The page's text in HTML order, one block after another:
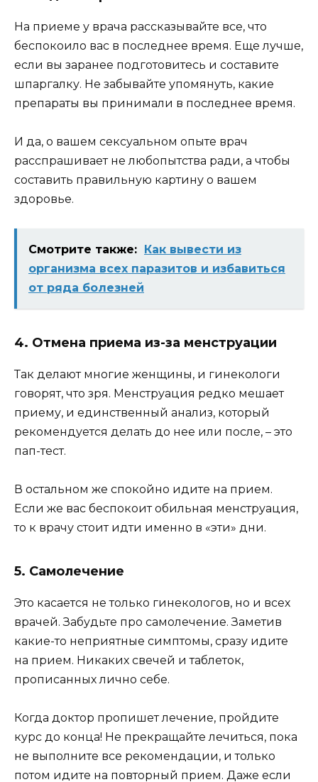
На приеме у врача рассказывайте все, что
беспокоило вас в последнее время. Еще лучше,
если вы заранее подготовитесь и составите
шпаргалку. Не забывайте упомянуть, какие
препараты вы принимали в последнее время.
И да, о вашем сексуальном опыте врач
расспрашивает не любопытства ради, а чтобы
составить правильную картину о вашем
здоровье.
Смотрите также: Как вывести из
организма всех паразитов и избавиться
от ряда болезней
4. Отмена приема из-за менструации
Так делают многие женщины, и гинекологи
говорят, что зря. Менструация редко мешает
приему, и единственный анализ, который
рекомендуется делать до нее или после, – это
пап-тест.
В остальном же спокойно идите на прием.
Если же вас беспокоит обильная менструация,
то к врачу стоит идти именно в «эти» дни.
5. Самолечение
Это касается не только гинекологов, но и всех
врачей. Забудьте про самолечение. Заметив
какие-то неприятные симптомы, сразу идите
на прием. Никаких свечей и таблеток,
прописанных лично себе.
Когда доктор пропишет лечение, пройдите
курс до конца! Не прекращайте лечиться, пока
не выполните все рекомендации, и только
потом идите на повторный прием. Даже если